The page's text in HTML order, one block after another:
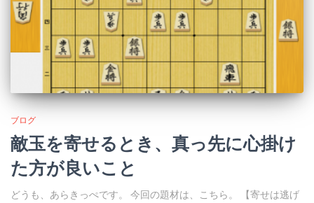
ブログ
敵玉を寄せるとき、真っ先に心掛け
た方が良いこと
どうも、あらきっぺです。 今回の題材は、こちら。 【寄せは逃げ